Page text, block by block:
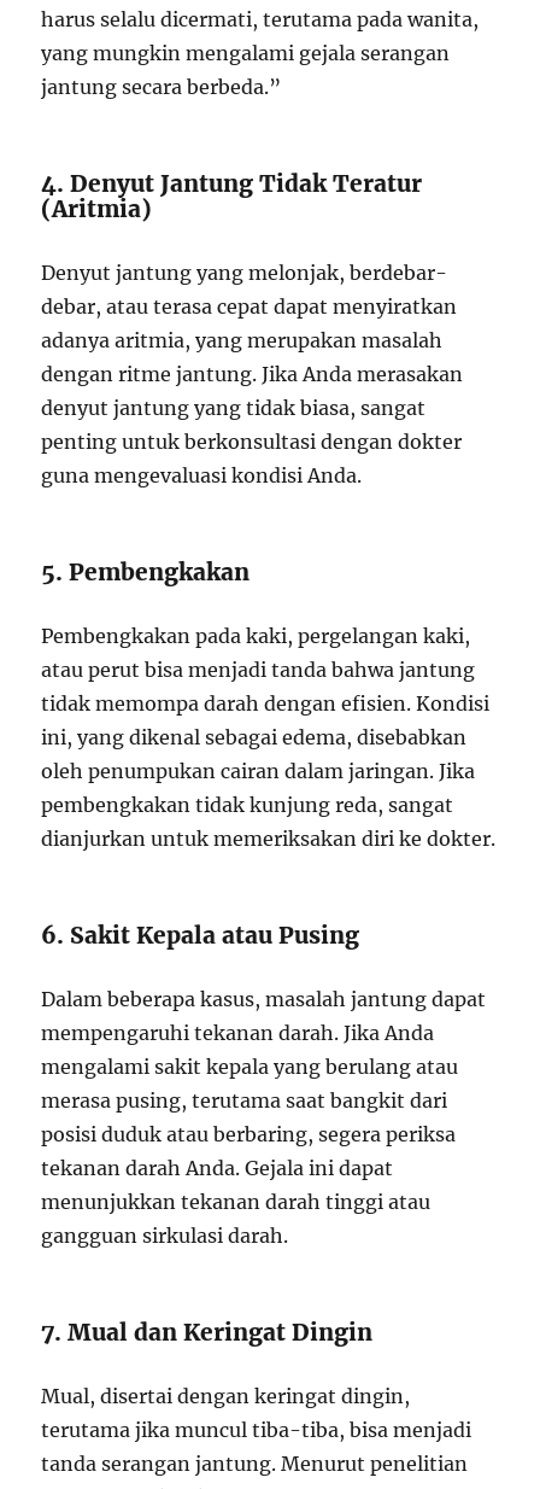
harus selalu dicermati, terutama pada wanita,
yang mungkin mengalami gejala serangan
jantung secara berbeda.”
4. Denyut Jantung Tidak Teratur
(Aritmia)
Denyut jantung yang melonjak, berdebar-
debar, atau terasa cepat dapat menyiratkan
adanya aritmia, yang merupakan masalah
dengan ritme jantung. Jika Anda merasakan
denyut jantung yang tidak biasa, sangat
penting untuk berkonsultasi dengan dokter
guna mengevaluasi kondisi Anda.
5. Pembengkakan
Pembengkakan pada kaki, pergelangan kaki,
atau perut bisa menjadi tanda bahwa jantung
tidak memompa darah dengan efisien. Kondisi
ini, yang dikenal sebagai edema, disebabkan
oleh penumpukan cairan dalam jaringan. Jika
pembengkakan tidak kunjung reda, sangat
dianjurkan untuk memeriksakan diri ke dokter.
6. Sakit Kepala atau Pusing
Dalam beberapa kasus, masalah jantung dapat
mempengaruhi tekanan darah. Jika Anda
mengalami sakit kepala yang berulang atau
merasa pusing, terutama saat bangkit dari
posisi duduk atau berbaring, segera periksa
tekanan darah Anda. Gejala ini dapat
menunjukkan tekanan darah tinggi atau
gangguan sirkulasi darah.
7. Mual dan Keringat Dingin
Mual, disertai dengan keringat dingin,
terutama jika muncul tiba-tiba, bisa menjadi
tanda serangan jantung. Menurut penelitian